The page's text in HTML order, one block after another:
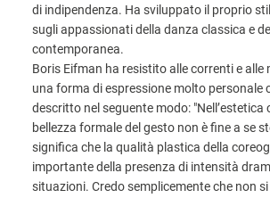
di indipendenza. Ha sviluppato il proprio
sugli appassionati della danza classica e
contemporanea.
Boris Eifman ha resistito alle correnti e alle
una forma di espressione molto personale
descritto nel seguente modo: "Nell’estetica
bellezza formale del gesto non è fine a se
significa che la qualità plastica della
importante della presenza di intensità
situazioni. Credo semplicemente che non